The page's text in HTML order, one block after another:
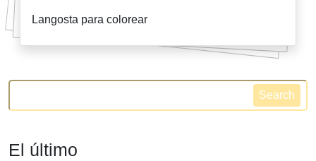
Langosta para colorear
Search
El último